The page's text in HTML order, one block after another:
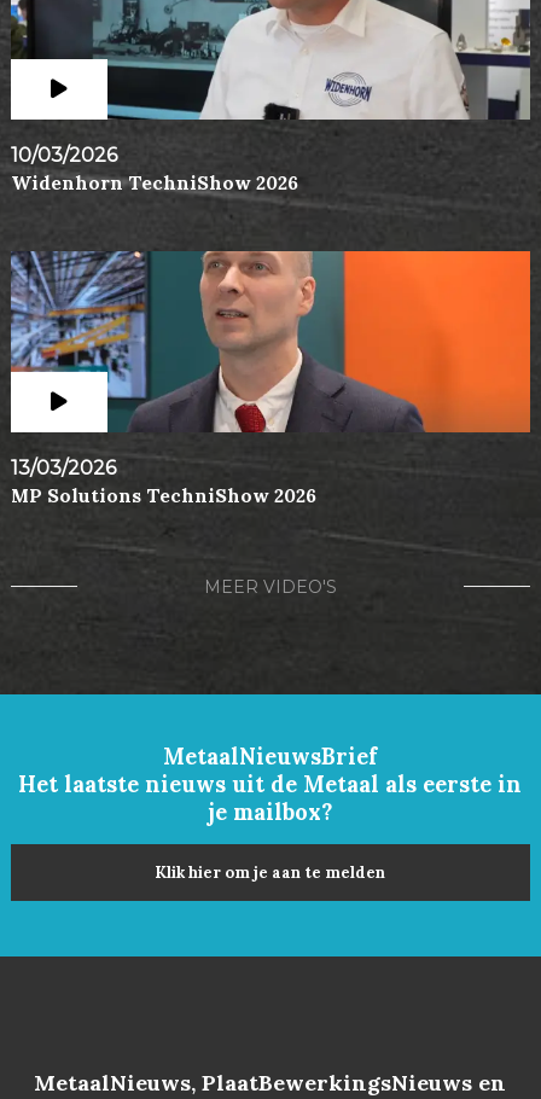
10/03/2026
Widenhorn TechniShow 2026
13/03/2026
MP Solutions TechniShow 2026
MEER VIDEO'S
MetaalNieuwsBrief
Het laatste nieuws uit de Metaal als eerste in
je mailbox?
Klik hier om je aan te melden
MetaalNieuws, PlaatBewerkingsNieuws en